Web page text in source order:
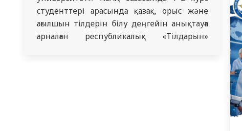
студенттері арасында қазақ, орыс және
ағылшын тілдерін білу деңгейін анықтауға
арналған республикалық «Тілдарын»